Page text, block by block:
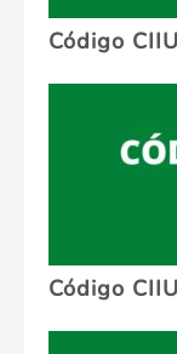
Código
Código